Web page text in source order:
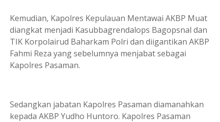
Kemudian, Kapolres Kepulauan Mentawai AKBP Muat
diangkat menjadi Kasubbagrendalops Bagopsnal dan
TIK Korpolairud Baharkam Polri dan diigantikan AKBP
Fahmi Reza yang sebelumnya menjabat sebagai
Kapolres Pasaman.
Sedangkan jabatan Ka­polres Pasaman diama­nahkan
kepada AKBP Yudho Huntoro. Kapolres Pasaman